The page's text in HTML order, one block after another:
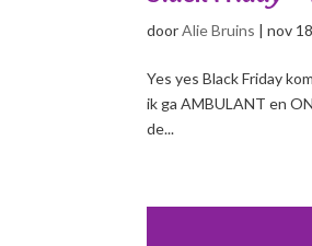
doorAlie Bruins |nov
Yes yes Black Friday
ik ga AMBULANT en
de...